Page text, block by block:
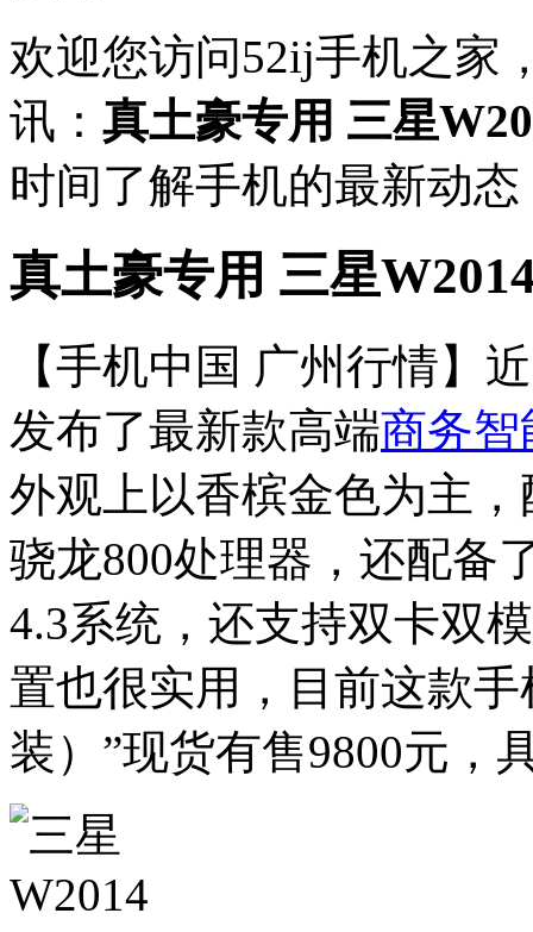
欢迎您访问52ij手机之家
讯： 真土豪专用 三星
时间了解手机的最新动
真土豪专用 三星
【手机中国 广州行情】
发布了最新款高端商务智
外观上以香槟金色为主
骁龙800处理器，还配备
4.3系统，还支持双卡双
置也很实用，目前这款
装）”现货有售9800元，